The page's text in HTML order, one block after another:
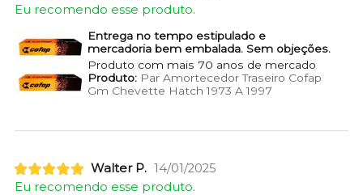
Eu recomendo esse produto.
Entrega no tempo estipulado e
mercadoria bem embalada. Sem objeções.
Produto com mais 70 anos de mercado
Produto:Par Amortecedor Traseiro Cofap
Gm Chevette Hatch 1973 A 1997
Walter P. 14/01/2025
Eu recomendo esse produto.